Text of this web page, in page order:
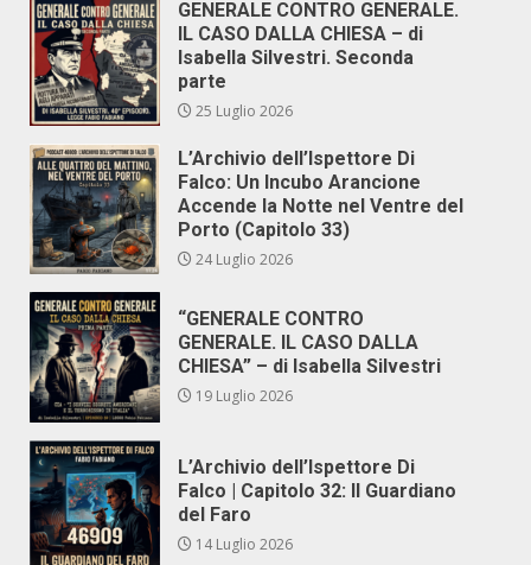
GENERALE CONTRO GENERALE.
IL CASO DALLA CHIESA – di
Isabella Silvestri. Seconda
parte
25 Luglio 2026
L’Archivio dell’Ispettore Di
Falco: Un Incubo Arancione
Accende la Notte nel Ventre del
Porto (Capitolo 33)
24 Luglio 2026
“GENERALE CONTRO
GENERALE. IL CASO DALLA
CHIESA” – di Isabella Silvestri
19 Luglio 2026
L’Archivio dell’Ispettore Di
Falco | Capitolo 32: Il Guardiano
del Faro
14 Luglio 2026